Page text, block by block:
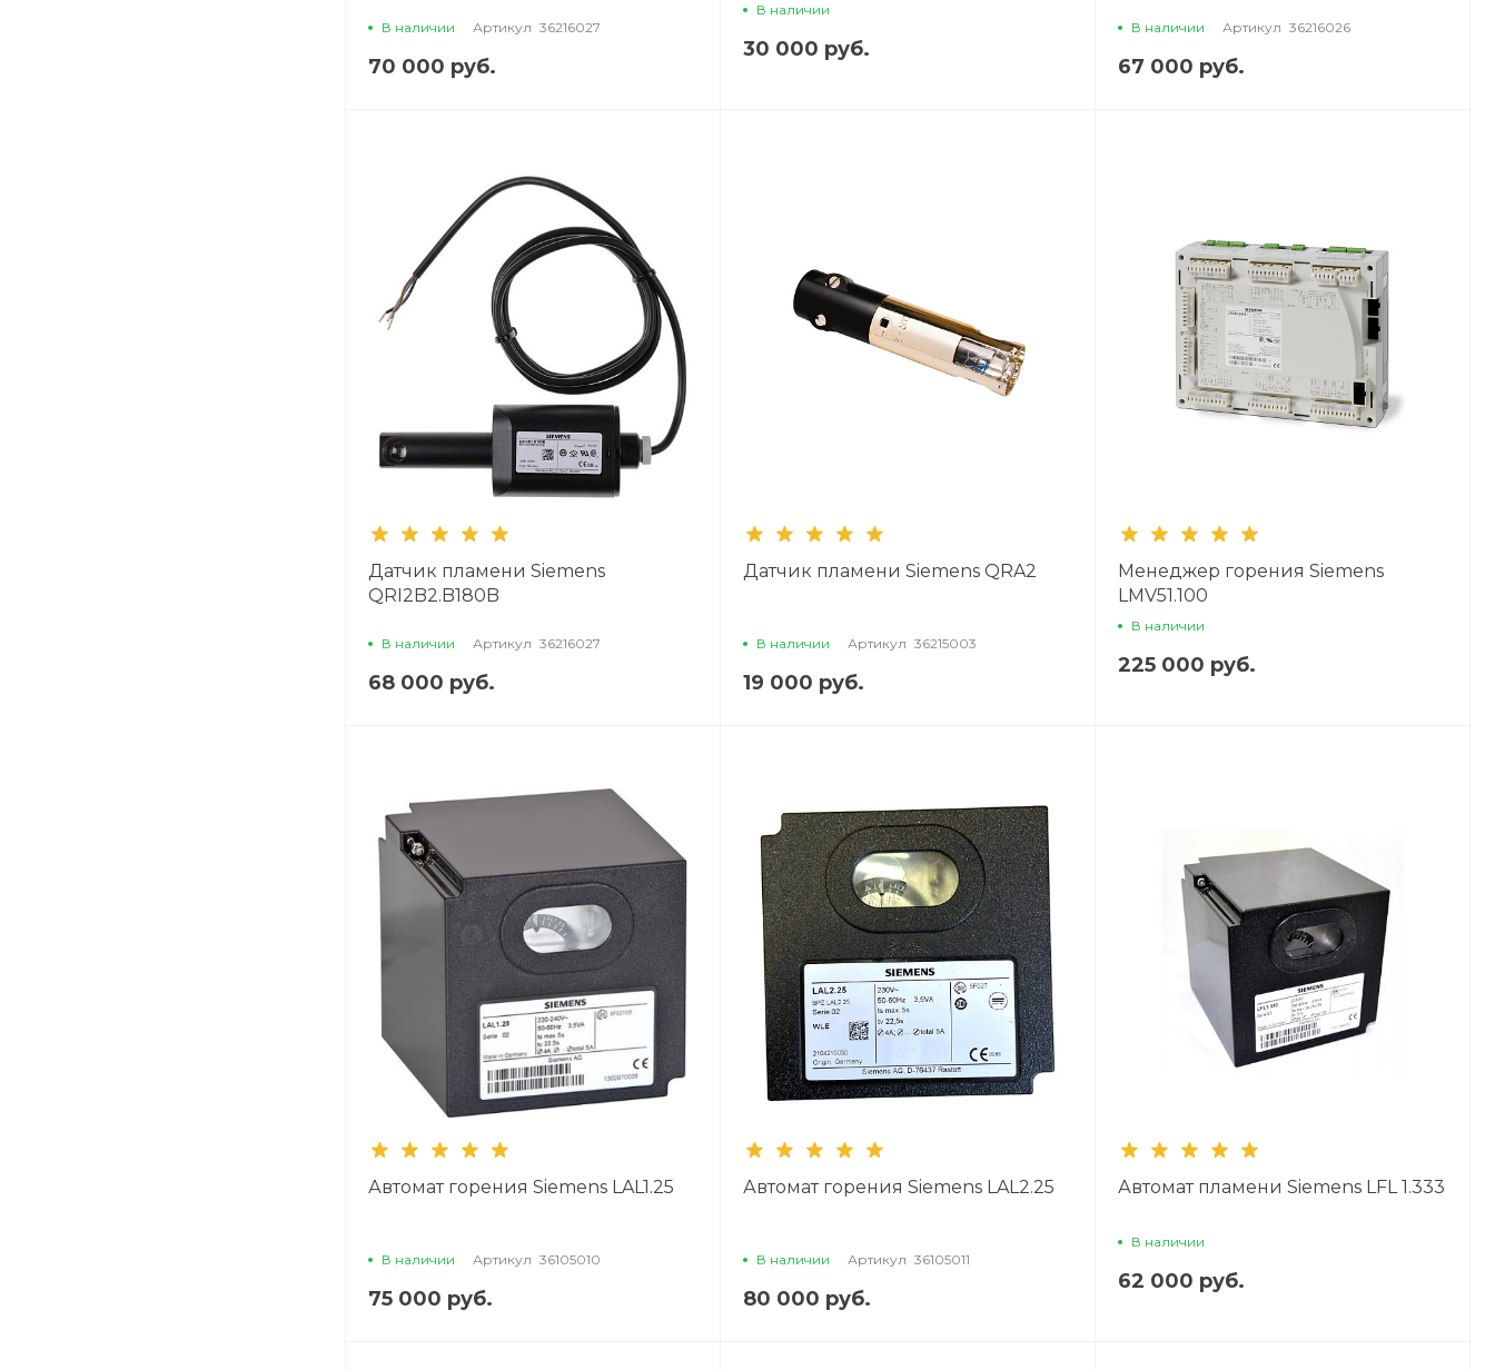
В наличии Артикул 36216027
70 000 руб.
В наличии
30 000 руб.
В наличии Артикул 36216026
67 000 руб.
Датчик пламени Siemens
QRI2B2.B180B
В наличии Артикул 36216027
68 000 руб.
Датчик пламени Siemens QRA2
В наличии Артикул 36215003
19 000 руб.
Менеджер горения Siemens
LMV51.100
В наличии
225 000 руб.
Автомат горения Siemens LAL1.25
В наличии Артикул 36105010
75 000 руб.
Автомат горения Siemens LAL2.25
В наличии Артикул 36105011
80 000 руб.
Автомат пламени Siemens LFL 1.333
В наличии
62 000 руб.